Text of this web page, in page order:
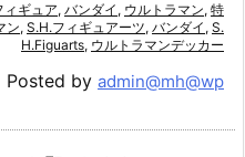
ィギュア, バンダイ , ウルトラマン, 特
ン, S.H.フィギュアーツ, バンダイ , S.
H.Figuarts, ウルトラマンデッカー
Posted by admin@mh@wp